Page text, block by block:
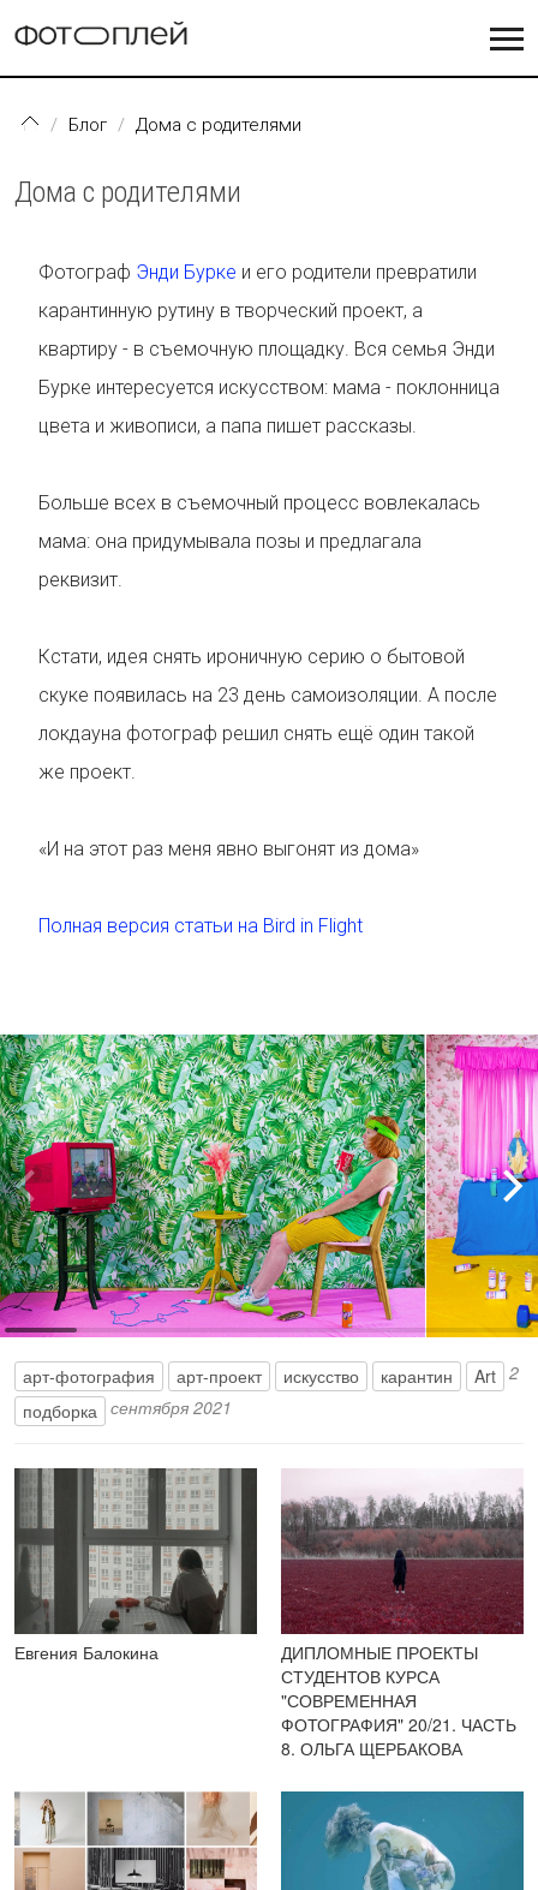
Блог Дома с родителями
Дома с родителями
Фотограф Энди Бурке и его родители превратили
карантинную рутину в творческий проект, а
квартиру - в съемочную площадку. Вся семья Энди
Бурке интересуется искусством: мама - поклонница
цвета и живописи, а папа пишет рассказы.
Больше всех в съемочный процесс вовлекалась
мама: она придумывала позы и предлагала
реквизит.
Кстати, идея снять ироничную серию о бытовой
скуке появилась на 23 день самоизоляции. А после
локдауна фотограф решил снять ещё один такой
же проект.
«И на этот раз меня явно выгонят из дома»
Полная версия статьи на Bird in Flight
арт-фотография арт-проект искусство карантин
Art
подборка
2
сентября 2021
Евгения Балокина
ДИПЛОМНЫЕ ПРОЕКТЫ
СТУДЕНТОВ КУРСА
"СОВРЕМЕННАЯ
ФОТОГРАФИЯ" 20/21. ЧАСТЬ
8. ОЛЬГА ЩЕРБАКОВА